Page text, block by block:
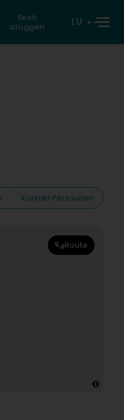
Sech
aloggen
LU
Kontakt Persounen
Route